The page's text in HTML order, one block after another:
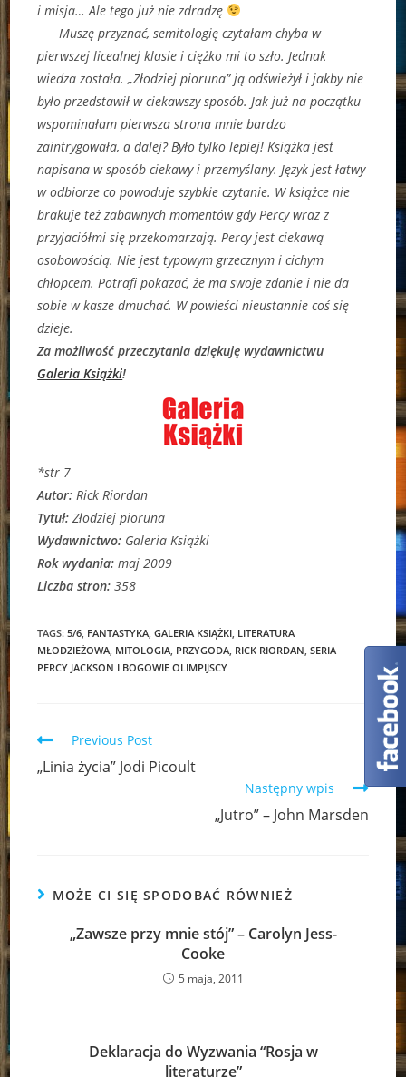
i misja… Ale tego już nie zdradzę
Muszę przyznać, semitologię czytałam chyba w
pierwszej licealnej klasie i ciężko mi to szło. Jednak
wiedza została. „Złodziej pioruna” ją odświeżył i jakby nie
było przedstawił w ciekawszy sposób. Jak już na początku
wspominałam pierwsza strona mnie bardzo
zaintrygowała, a dalej? Było tylko lepiej! Książka jest
napisana w sposób ciekawy i przemyślany. Język jest łatwy
w odbiorze co powoduje szybkie czytanie. W książce nie
brakuje też zabawnych momentów gdy Percy wraz z
przyjaciółmi się przekomarzają. Percy jest ciekawą
osobowością. Nie jest typowym grzecznym i cichym
chłopcem. Potrafi pokazać, że ma swoje zdanie i nie da
sobie w kasze dmuchać. W powieści nieustannie coś się
dzieje.
Za możliwość przeczytania dziękuję wydawnictwu
Galeria Książki!
*str 7
Autor: Rick Riordan
Tytuł:Złodziej pioruna
Wydawnictwo: Galeria Książki
Rok wydania:maj 2009
Liczba stron:358
TAGS:5/6 FANTASTYKA GALERIA KSIĄŻKI LITERATURA
MŁODZIEŻOWA MITOLOGIA PRZYGODA RICK RIORDAN SERIA
PERCY JACKSON I BOGOWIE OLIMPIJSCY
Read
articles
Previous Post
„Linia życia” Jodi Picoult
Następny wpis
„Jutro” – John Marsden
MOŻE CI SIĘ SPODOBAĆ RÓWNIEŻ
„Zawsze przy mnie stój” – Carolyn Jess-
Cooke
5 maja, 2011
Deklaracja do Wyzwania “Rosja w
literaturze”